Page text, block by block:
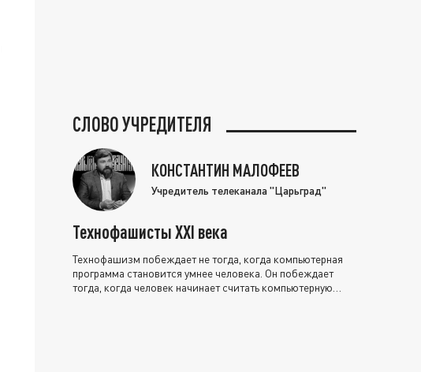
СЛОВО УЧРЕДИТЕЛЯ
КОНСТАНТИН МАЛОФЕЕВ
Учредитель телеканала "Царьград"
Технофашисты XXI века
Технофашизм побеждает не тогда, когда компьютерная
программа становится умнее человека. Он побеждает
тогда, когда человек начинает считать компьютерную